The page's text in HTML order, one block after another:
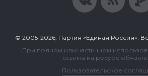
© 2005-2026, Партия «Единая Россия».
При полном или частичном
ссылка на ресурс
Пользовательское